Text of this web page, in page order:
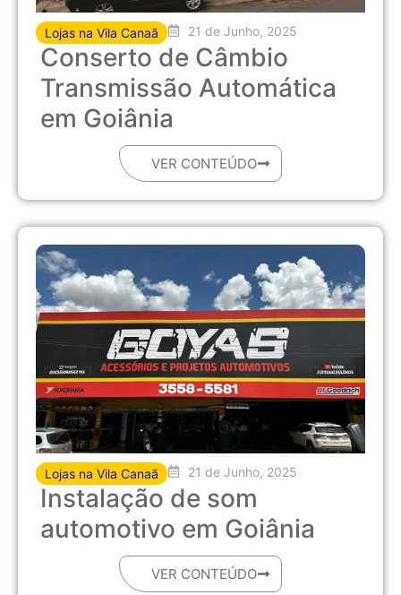
Lojas na Vila Canaã 21 de Junho, 2025
Conserto de Câmbio
Transmissão Automática
em Goiânia
VER CONTEÚDO
Lojas na Vila Canaã 21 de Junho, 2025
Instalação de som
automotivo em Goiânia
VER CONTEÚDO